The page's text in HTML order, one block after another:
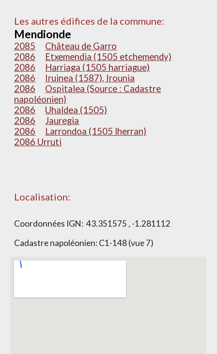
Les autres édifices de la commune:
Mendionde
2085
Château de Garro
2086
Etxemendia (1505 etchemendy)
2086
Harriaga (1505 harriague)
2086
Iruinea (1587), Irounia
2086
Ospitalea (Source : Cadastre
napoléonien)
2086
Uhaldea (1505)
2086
Jauregia
2086
Larrondoa (1505 lherran)
2086 Urruti
Localisation:
Coordonnées IGN:43.351575 , -1.281112
Cadastre napoléonien:C1-148 (vue 7)